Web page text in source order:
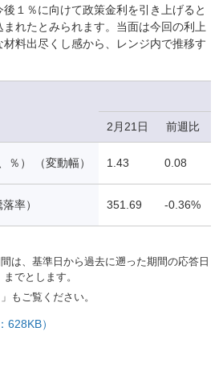
１％に向けて政策金利を引き上げると
れたとみられます。当面は今回の利上
料出尽くし感から、レンジ内で推移す
2月21日 前週比
％） （変動幅） 1.43 0.08
率） 351.69 -0.36%
は、基準日から過去に遡った期間の応答日
でとします。
もご覧ください。
628KB）